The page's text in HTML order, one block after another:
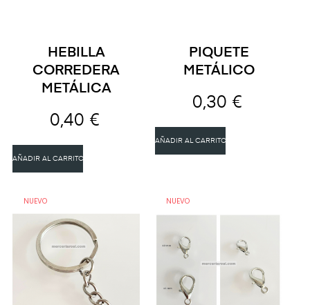
HEBILLA
CORREDERA
METÁLICA
0,40 €
AÑADIR AL CARRITO
PIQUETE
METÁLICO
0,30 €
AÑADIR AL CARRITO
NUEVO NUEVO